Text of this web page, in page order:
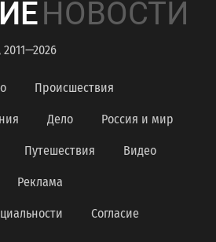
НОВОСТИ
Происшествия
Дело Россия и мир
Путешествия Видео
Реклама
Согласие